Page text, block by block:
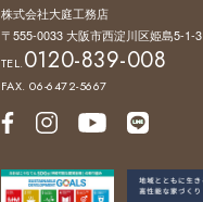
株式会社大庭工務店
〒555-0033 大阪市西淀川区姫島5-1-3
TEL.0120-839-008
FAX. 06-6472-5667